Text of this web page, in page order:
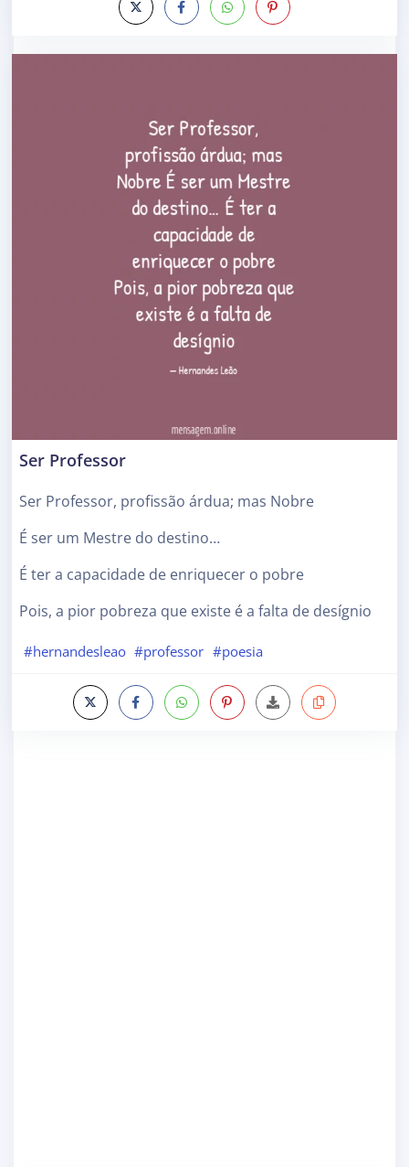
Ser Professor
Ser Professor, profissão árdua; mas Nobre
É ser um Mestre do destino…
É ter a capacidade de enriquecer o pobre
Pois, a pior pobreza que existe é a falta de desígnio
#hernandesleao #professor #poesia